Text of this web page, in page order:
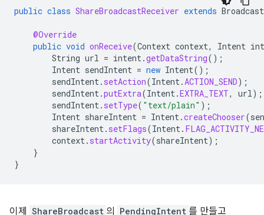
public class ShareBroadcastReceiver extends
@Override
public void onReceive(Context context, Intent
String url = intent.getDataString();
Intent sendIntent = new Intent();
sendIntent. setAction(Intent.ACTION_SEND);
sendIntent.putExtra(Intent.EXTRA_TEXT, url);
sendIntent. setType( "text/plain" );
Intent shareIntent = Intent.createChooser(
shareIntent. setFlags(Intent.
context. startActivity(shareIntent);
}
}
이제 ShareBroadcast 의 PendingIntent 를 만들고